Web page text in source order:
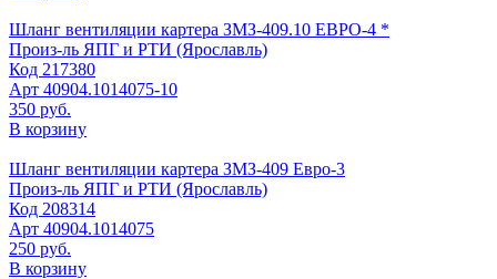
Шланг вентиляции картера ЗМЗ-409.10 ЕВРО-4 *
Произ-ль ЯПГ и РТИ (Ярославль)
Код 217380
Арт 40904.1014075-10
350 руб.
В корзину
Шланг вентиляции картера ЗМЗ-409 Евро-3
Произ-ль ЯПГ и РТИ (Ярославль)
Код 208314
Арт 40904.1014075
250 руб.
В корзину